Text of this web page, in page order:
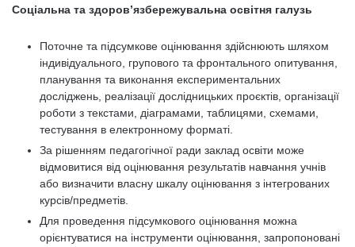
Соціальна та здоров’язбережувальна освітня галузь
Поточне та підсумкове оцінювання здійснюють шляхом
індивідуального, групового та фронтального опитування,
планування та виконання експериментальних
досліджень, реалізації дослідницьких проєктів, організації
роботи з текстами, діаграмами, таблицями, схемами,
тестування в електронному форматі.
За рішенням педагогічної ради заклад освіти може
відмовитися від оцінювання результатів навчання учнів
або визначити власну шкалу оцінювання з інтегрованих
курсів/предметів.
Для проведення підсумкового оцінювання можна
орієнтуватися на інструменти оцінювання, запропоновані